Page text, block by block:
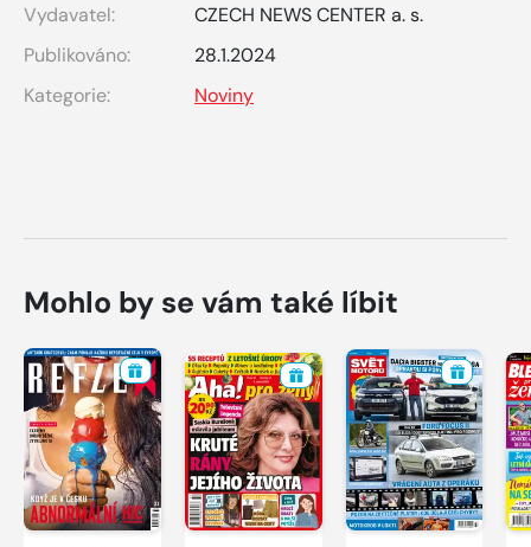
Vydavatel:
CZECH NEWS CENTER a. s.
Publikováno:
28.1.2024
Kategorie:
Noviny
Mohlo by se vám také líbit